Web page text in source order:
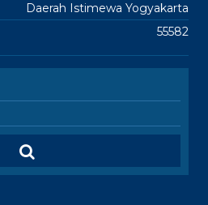
Daerah Istimewa Yogyakarta
55582